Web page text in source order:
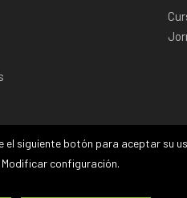
siguiente botón para aceptar su
configuración.